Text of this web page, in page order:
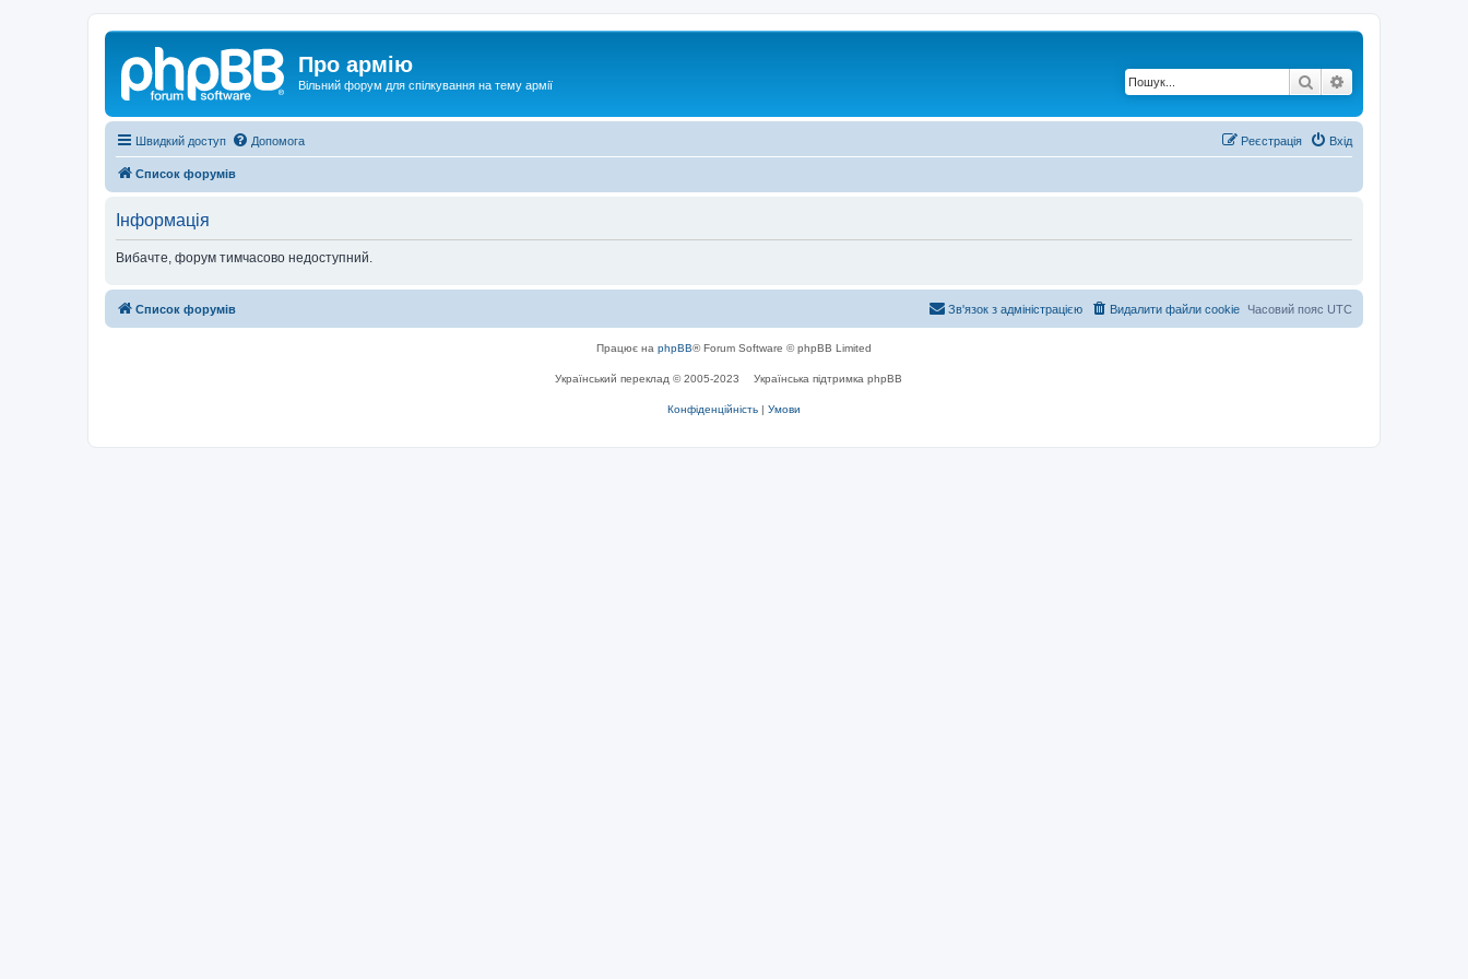
Про армію
Вільний форум для спілкування на тему армії Пошук
Швидкий доступ Допомога Вхід
Реєстрація
Список форумів
Інформація
Вибачте, форум тимчасово недоступний.
Список форумів Часовий пояс UTC
Видалити файли cookie
Зв'язок з адміністрацією
Працює на phpBB® Forum Software © phpBB Limited
Український переклад © 2005-2023 Українська підтримка phpBB
Конфіденційність | Умови